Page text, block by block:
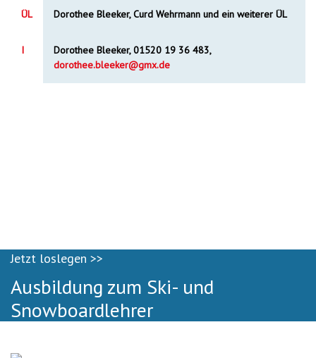
ÜL Dorothee Bleeker, Curd Wehrmann und ein weiterer ÜL
I
Dorothee Bleeker, 01520 19 36 483,
dorothee.bleeker@gmx.de
Jetzt loslegen >>
Ausbildung zum Ski- und
Snowboardlehrer